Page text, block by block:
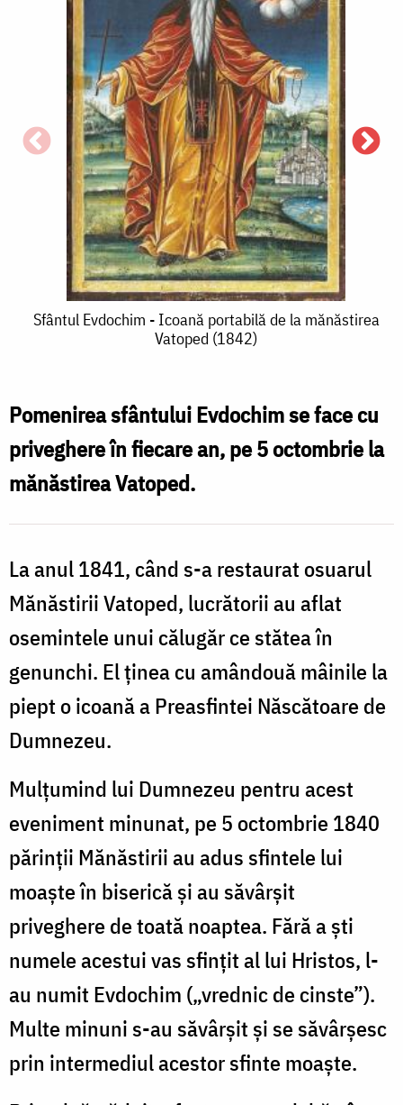
Sfântul
Icoană
portabilă
de
Vatoped
(1842)
Sfântul Evdochim - Icoană portabilă de la mănăstirea
Vatoped (1842)
Pomenirea sfântului Evdochim se face cu
priveghere în fiecare an, pe 5 octombrie la
mănăstirea Vatoped.
La anul 1841, când s-a restaurat osuarul
Mănăstirii Vatoped, lucrătorii au aflat
osemintele unui călugăr ce stătea în
genunchi. El ținea cu amândouă mâinile la
piept o icoană a Preasfintei Născătoare de
Dumnezeu.
Mulțumind lui Dumnezeu pentru acest
eveniment minunat, pe 5 octombrie 1840
părinții Mănăstirii au adus sfintele lui
moaște în biserică și au săvârșit
priveghere de toată noaptea. Fără a ști
numele acestui vas sfințit al lui Hristos, l-
au numit Evdochim („vrednic de cinste”).
Multe minuni s-au săvârșit și se săvârșesc
prin intermediul acestor sfinte moaște.